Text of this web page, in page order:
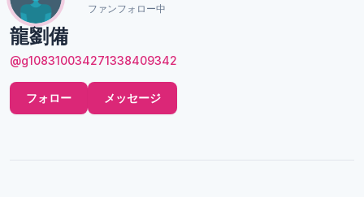
龍劉備
@g108310034271338409342
ファンフォロー中
フォロー メッセージ